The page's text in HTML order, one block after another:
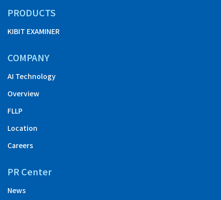
PRODUCTS
KIBIT EXAMINER
COMPANY
AI Technology
Overview
FLLP
Location
Careers
PR Center
News